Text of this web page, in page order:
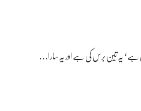
ہے‘ یہ تین برس کی ہے اور یہ سارا…